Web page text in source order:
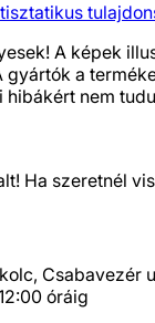
A képek
a
nem
Ha szeretnél
Csabavezér
óráig